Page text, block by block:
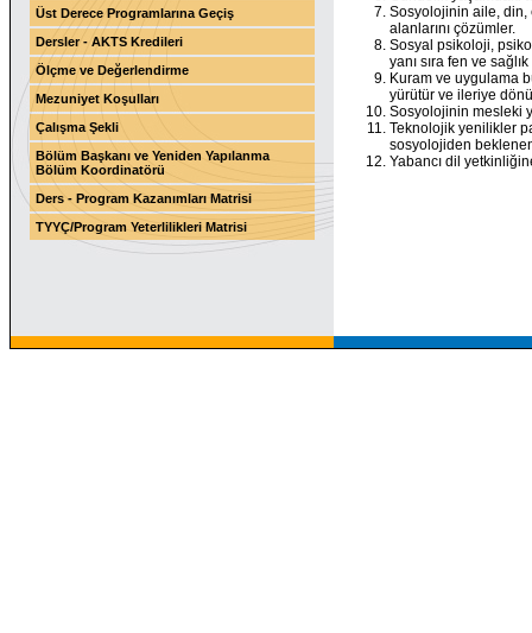
Üst Derece Programlarına Geçiş
Dersler - AKTS Kredileri
Ölçme ve Değerlendirme
Mezuniyet Koşulları
Çalışma Şekli
Bölüm Başkanı ve Yeniden Yapılanma
Bölüm Koordinatörü
Ders - Program Kazanımları Matrisi
TYYÇ/Program Yeterlilikleri Matrisi
Sosyolojinin aile, din,
alanlarını çözümler.
Sosyal psikoloji,
yanı sıra fen ve
Kuram ve uygulama
yürütür ve ileriye
Sosyolojinin mesleki
Teknolojik yenilikler
sosyolojiden
Yabancı dil